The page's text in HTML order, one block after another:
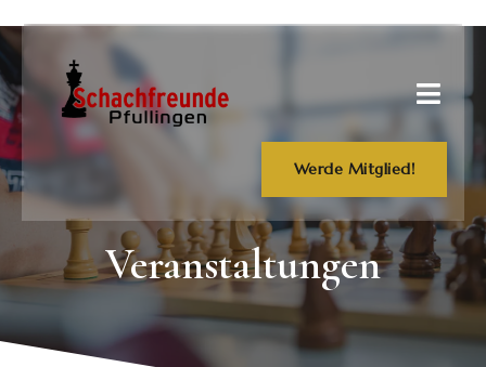
Werde Mitglied!
Veranstaltungen